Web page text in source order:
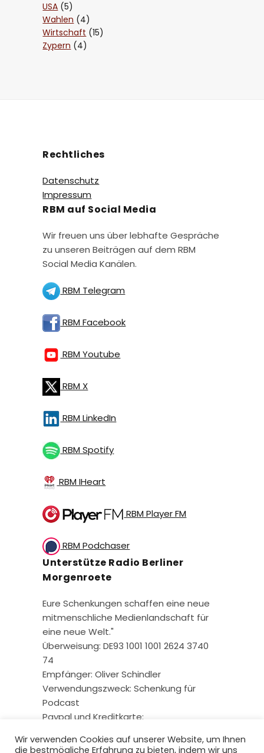
USA (5)
Wahlen (4)
Wirtschaft (15)
Zypern (4)
Rechtliches
Datenschutz
Impressum
RBM auf Social Media
Wir freuen uns über lebhafte Gespräche
zu unseren Beiträgen auf dem RBM
Social Media Kanälen.
RBM Telegram
RBM Facebook
RBM Youtube
RBM X
RBM LinkedIn
RBM Spotify
RBM IHeart
RBM Player FM
RBM Podchaser
Unterstütze Radio Berliner
Morgenroete
Eure Schenkungen schaffen eine neue
mitmenschliche Medienlandschaft für
eine neue Welt."
Überweisung: DE93 1001 1001 2624 3740
74
Empfänger: Oliver Schindler
Verwendungszweck: Schenkung für
Podcast
Paypal und Kreditkarte:
Wir verwenden Cookies auf unserer Website, um Ihnen
die bestmögliche Erfahrung zu bieten, indem wir uns